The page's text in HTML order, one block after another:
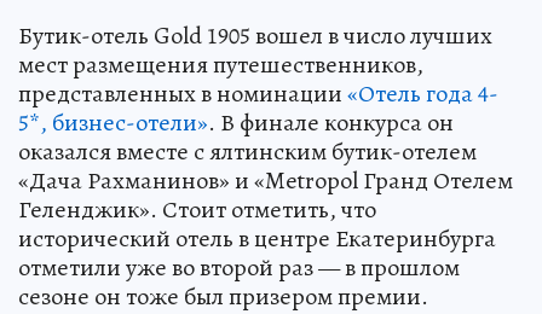
Бутик-отель Gold 1905 вошел в число лучших
мест размещения путешественников,
представленных в номинации«Отель года 4-
5*, бизнес-отели». В финале конкурса он
оказался вместе с ялтинским бутик-отелем
«Дача Рахманинов» и «Metropol Гранд Отелем
Геленджик». Стоит отметить, что
исторический отель в центре Екатеринбурга
отметили уже во второй раз — в прошлом
сезоне он тоже был призером премии.